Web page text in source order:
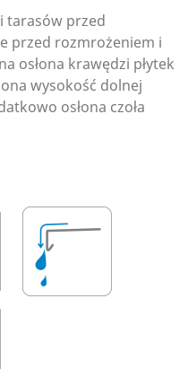
tarasów przed
przed rozmrożeniem i
osłona krawędzi płytek
wysokość dolnej
osłona czoła